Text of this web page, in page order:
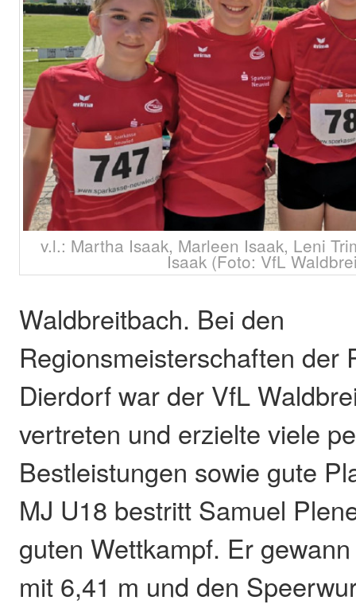
v.l.: Martha Isaak, Marleen Isaak, Leni
Isaak (Foto: VfL
Waldbreitbach. Bei den
Regionsmeisterschaften der
Dierdorf war der VfL
vertreten und erzielte viele
Bestleistungen sowie gute
MJ U18 bestritt Samuel
guten Wettkampf. Er
mit 6,41 m und den